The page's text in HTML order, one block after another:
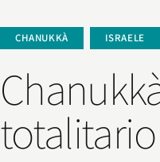
CHANUKKÀ ISRAELE
totalitario